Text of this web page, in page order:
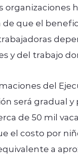
organizaciones
que el
y del trabajo
del
será gradual y
de 50 mil
el costo por
equivalente a